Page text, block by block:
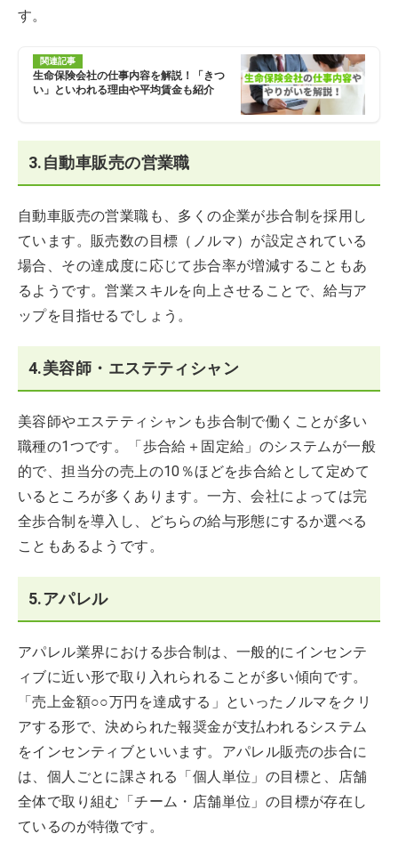
す。
関連記事
生命保険会社の仕事内容を解説！「きつ
い」といわれる理由や平均賃金も紹介
3.自動車販売の営業職
自動車販売の営業職も、多くの企業が歩合制を採用し
ています。販売数の目標（ノルマ）が設定されている
場合、その達成度に応じて歩合率が増減することもあ
るようです。営業スキルを向上させることで、給与ア
ップを目指せるでしょう。
4.美容師・エステティシャン
美容師やエステティシャンも歩合制で働くことが多い
職種の1つです。「歩合給＋固定給」のシステムが一般
的で、担当分の売上の10％ほどを歩合給として定めて
いるところが多くあります。一方、会社によっては完
全歩合制を導入し、どちらの給与形態にするか選べる
こともあるようです。
5.アパレル
アパレル業界における歩合制は、一般的にインセンテ
ィブに近い形で取り入れられることが多い傾向です。
「売上金額○○万円を達成する」といったノルマをクリ
アする形で、決められた報奨金が支払われるシステム
をインセンティブといいます。アパレル販売の歩合に
は、個人ごとに課される「個人単位」の目標と、店舗
全体で取り組む「チーム・店舗単位」の目標が存在し
ているのが特徴です。